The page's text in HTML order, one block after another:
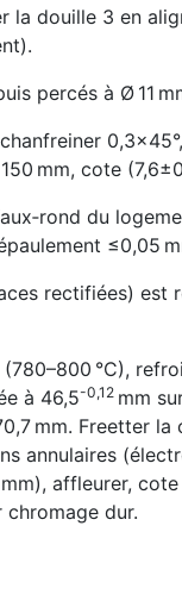
la douille 3 en
percés à Ø 11
mm, cote
du
≤0,05
rectifiées)
°C),
à 46,5-0,12 mm
mm. Freetter
annulaires
affleurer, cote
dur.